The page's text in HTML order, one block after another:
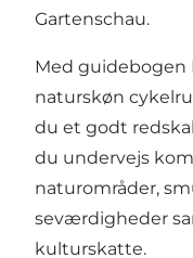
Gartenschau.
Med guidebogen
naturskøn
du et godt
du undervejs
naturområder,
seværdigheder
kulturskatte.